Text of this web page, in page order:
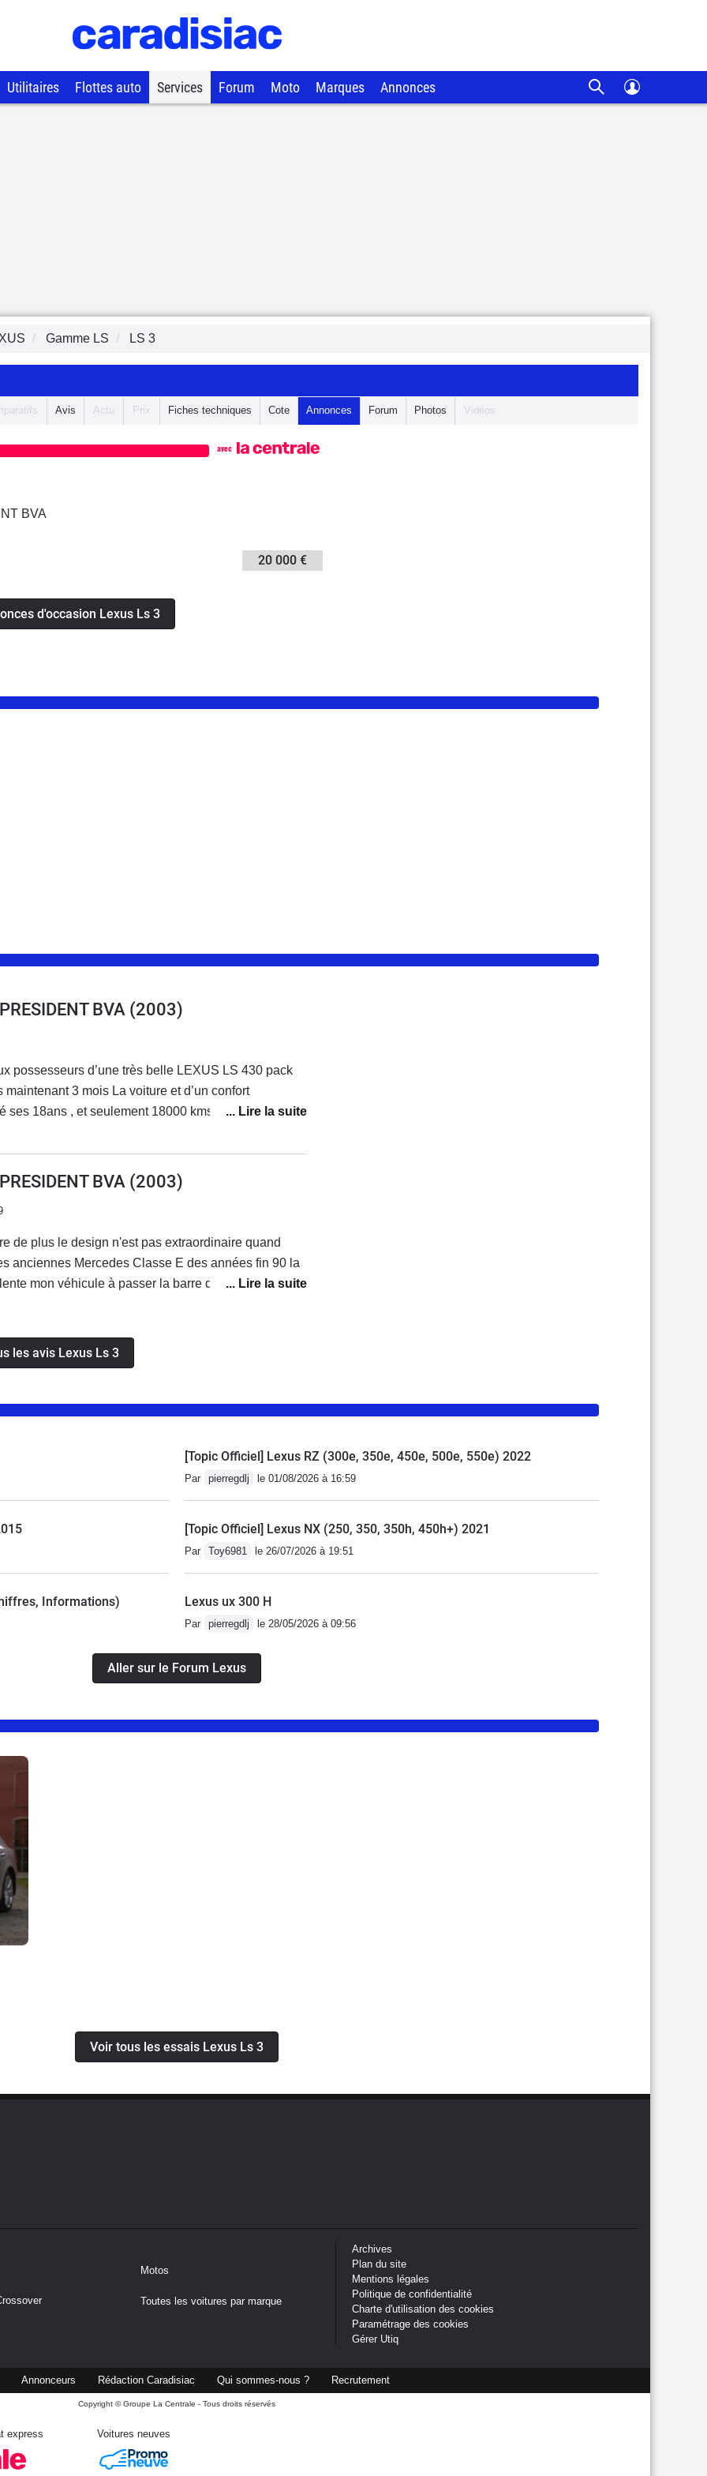
Utilitaires Flottes auto Services Forum Moto Marques Annonces
Gamme LS LS 3
Avis Actu Prix Fiches techniques Cote Annonces Forum Photos Vidéos
avec
BVA
20 000 €
d'occasion Lexus Ls 3
BVA (2003)
possesseurs d’une très belle LEXUS LS 430 pack
3 mois La voiture et d’un confort
ses 18ans , et seulement 18000 kms ( non ce n’est
puissance est suffisante Après 1 Jaguar XJ 3,2 , une
double 6 de 6 litres ... la qualité de finissions Lexus et
Une voiture , moins belle , disons plus banal ,a mon
infiniment mieux fini et confortable
BVA (2003)
de plus le design n'est pas extraordinaire quand
anciennes Mercedes Classe E des années fin 90 la
mon véhicule à passer la barre des 295000 km la
éthanol donc cela compense le budget carburant,
de l'éthanol à 75 % reel, c'est-à-dire 90 %
d'un diesel qui consommer entre 6 et 7 litres au 100
pour un 4 litres 3 V8 au niveau des options il y a 90
une voiture pour son année cela va du GPS tactile
radar.... très franchement excellent véhicule pour qui
de l'entretenir, est assez atypique les accélérations
du véhicule sont assez puissante on sent vraiment la
les avis Lexus Ls 3
[Topic Officiel] Lexus RZ (300e, 350e, 450e, 500e, 550e) 2022
Par pierregdlj le 01/08/2026 à 16:59
[Topic Officiel] Lexus NX (250, 350, 350h, 450h+) 2021
Par Toy6981 le 26/07/2026 à 19:51
Informations) Lexus ux 300 H
Par pierregdlj le 28/05/2026 à 09:56
Aller sur le Forum Lexus
Voir tous les essais Lexus Ls 3
Motos
Toutes les voitures par marque
Archives
Plan du site
Mentions légales
Politique de confidentialité
Charte d'utilisation des cookies
Paramétrage des cookies
Gérer Utiq
Annonceurs Rédaction Caradisiac Qui sommes-nous ? Recrutement
Copyright © Groupe La Centrale - Tous droits réservés
express Voitures neuves